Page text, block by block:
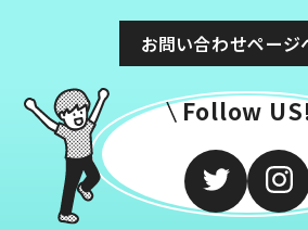
お問い合わせページ
Follow